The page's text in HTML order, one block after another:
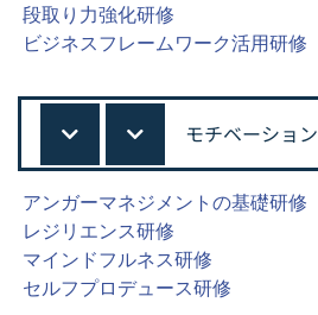
段取り力強化研修
ビジネスフレームワーク活用研修
モチベーション
アンガーマネジメントの基礎研修
レジリエンス研修
マインドフルネス研修
セルフプロデュース研修